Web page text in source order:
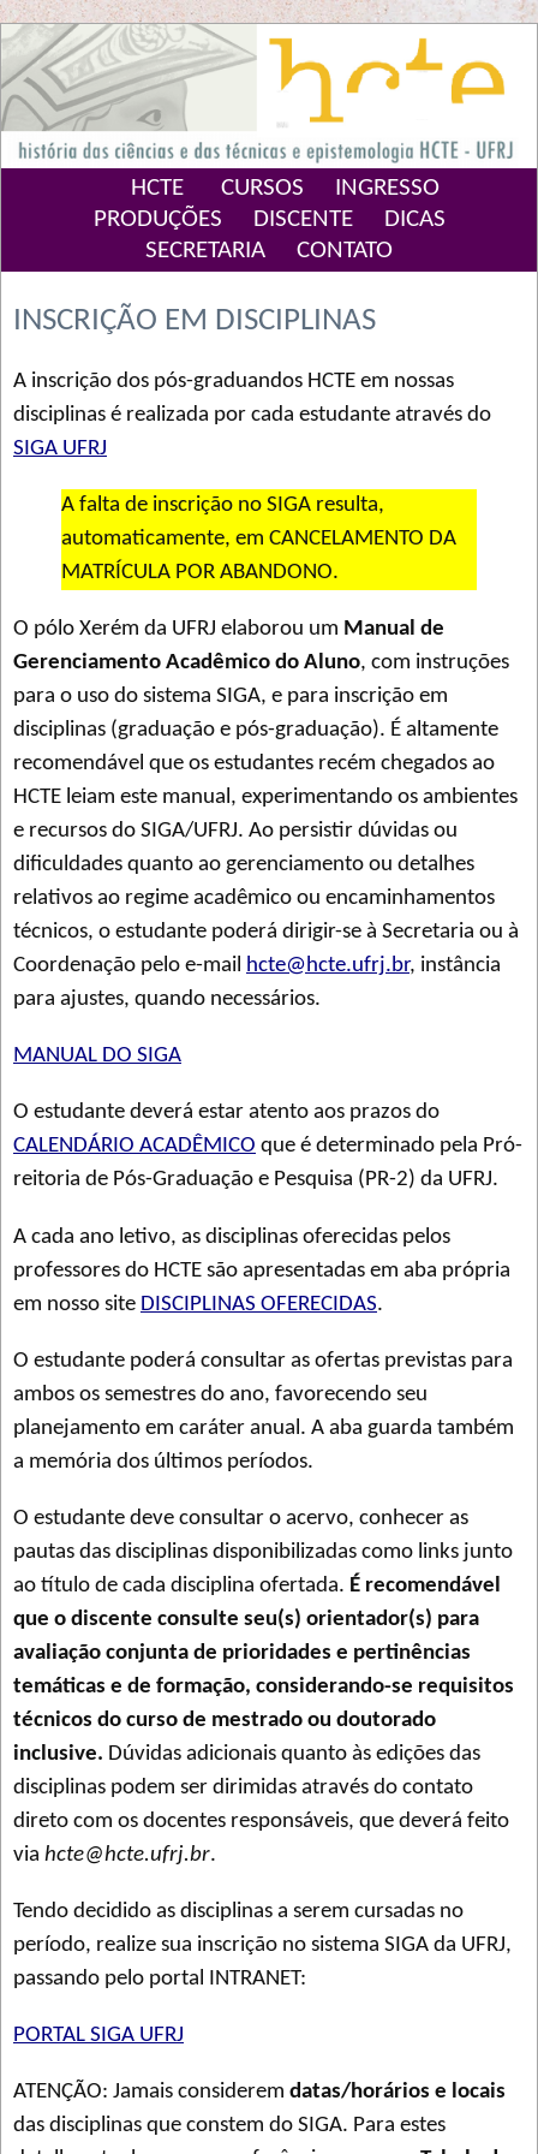
HCTE CURSOS
INGRESSO
PRODUÇÕES
DISCENTE
DICAS
SECRETARIA
CONTATO
INSCRIÇÃO EM DISCIPLINAS
A inscrição dos pós-graduandos HCTE em nossas
disciplinas é realizada por cada estudante através do
SIGA UFRJ
A falta de inscrição no SIGA resulta,
automaticamente, em CANCELAMENTO DA
MATRÍCULA POR ABANDONO.
O pólo Xerém da UFRJ elaborou um Manual de
Gerenciamento Acadêmico do Aluno, com instruções
para o uso do sistema SIGA, e para inscrição em
disciplinas (graduação e pós-graduação). É altamente
recomendável que os estudantes recém chegados ao
HCTE leiam este manual, experimentando os ambientes
e recursos do SIGA/UFRJ. Ao persistir dúvidas ou
dificuldades quanto ao gerenciamento ou detalhes
relativos ao regime acadêmico ou encaminhamentos
técnicos, o estudante poderá dirigir-se à Secretaria ou à
Coordenação pelo e-mail hcte@hcte.ufrj.br, instância
para ajustes, quando necessários.
MANUAL DO SIGA
O estudante deverá estar atento aos prazos do
CALENDÁRIO ACADÊMICO que é determinado pela Pró-
reitoria de Pós-Graduação e Pesquisa (PR-2) da UFRJ.
A cada ano letivo, as disciplinas oferecidas pelos
professores do HCTE são apresentadas em aba própria
em nosso site DISCIPLINAS OFERECIDAS.
O estudante poderá consultar as ofertas previstas para
ambos os semestres do ano, favorecendo seu
planejamento em caráter anual. A aba guarda também
a memória dos últimos períodos.
O estudante deve consultar o acervo, conhecer as
pautas das disciplinas disponibilizadas como links junto
ao título de cada disciplina ofertada. É recomendável
que o discente consulte seu(s) orientador(s) para
avaliação conjunta de prioridades e pertinências
temáticas e de formação, considerando-se requisitos
técnicos do curso de mestrado ou doutorado
inclusive. Dúvidas adicionais quanto às edições das
disciplinas podem ser dirimidas através do contato
direto com os docentes responsáveis, que deverá feito
via hcte@hcte.ufrj.br.
Tendo decidido as disciplinas a serem cursadas no
período, realize sua inscrição no sistema SIGA da UFRJ,
passando pelo portal INTRANET:
PORTAL SIGA UFRJ
ATENÇÃO: Jamais considerem datas/horários e locais
das disciplinas que constem do SIGA. Para estes